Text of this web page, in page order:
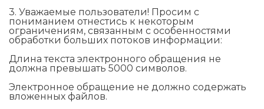
3. Уважаемые пользователи! Просим с
пониманием отнестись к некоторым
ограничениям, связанным с особенностями
обработки больших потоков информации:
Длина текста электронного обращения не
должна превышать 5000 символов.
Электронное обращение не должно содержать
вложенных файлов.